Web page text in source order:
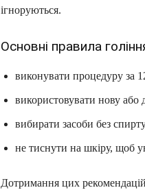
ігноруються.
Основні правила
виконувати процедуру за
використовувати нову
вибирати засоби без
не тиснути на шкіру, щоб
Дотримання цих